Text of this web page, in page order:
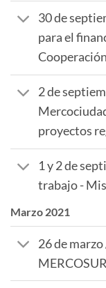
30 de
para el
2 de
proyectos
1 y 2 de
trabajo -
Marzo 2021
26 de
MERCOSUR